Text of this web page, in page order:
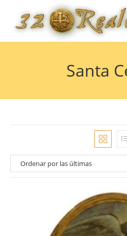
contenido
Santa